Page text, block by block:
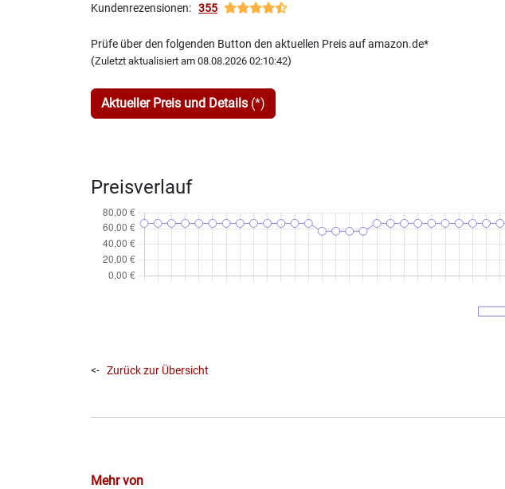
Kundenrezensionen: 355
Prüfe über den folgenden Button den aktuellen Preis auf amazon.de*
(Zuletzt aktualisiert am 08.08.2026 02:10:42)
Aktueller Preis und Details (*)
Preisverlauf
<- Zurück zur Übersicht
Mehr von